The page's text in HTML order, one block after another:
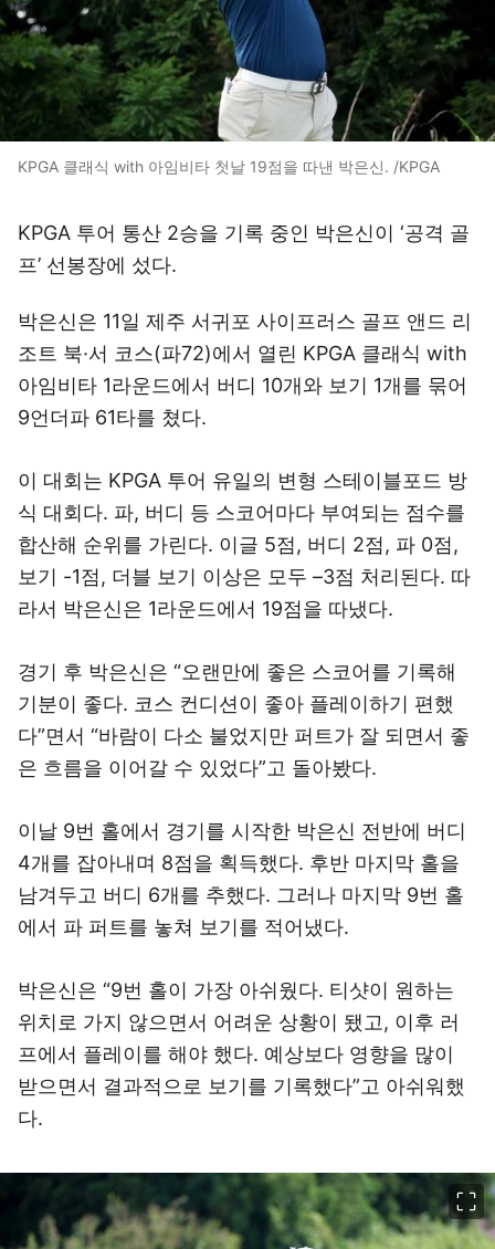
KPGA 클래식 with 아임비타 첫날 19점을 따낸 박은신. /KPGA
KPGA 투어 통산 2승을 기록 중인 박은신이 ‘공격 골
프’ 선봉장에 섰다.
박은신은 11일 제주 서귀포 사이프러스 골프 앤드 리
조트 북·서 코스(파72)에서 열린 KPGA 클래식 with
아임비타 1라운드에서 버디 10개와 보기 1개를 묶어
9언더파 61타를 쳤다.
이 대회는 KPGA 투어 유일의 변형 스테이블포드 방
식 대회다. 파, 버디 등 스코어마다 부여되는 점수를
합산해 순위를 가린다. 이글 5점, 버디 2점, 파 0점,
보기 -1점, 더블 보기 이상은 모두 –3점 처리된다. 따
라서 박은신은 1라운드에서 19점을 따냈다.
경기 후 박은신은 “오랜만에 좋은 스코어를 기록해
기분이 좋다. 코스 컨디션이 좋아 플레이하기 편했
다”면서 “바람이 다소 불었지만 퍼트가 잘 되면서 좋
은 흐름을 이어갈 수 있었다”고 돌아봤다.
이날 9번 홀에서 경기를 시작한 박은신 전반에 버디
4개를 잡아내며 8점을 획득했다. 후반 마지막 홀을
남겨두고 버디 6개를 추했다. 그러나 마지막 9번 홀
에서 파 퍼트를 놓쳐 보기를 적어냈다.
박은신은 “9번 홀이 가장 아쉬웠다. 티샷이 원하는
위치로 가지 않으면서 어려운 상황이 됐고, 이후 러
프에서 플레이를 해야 했다. 예상보다 영향을 많이
받으면서 결과적으로 보기를 기록했다”고 아쉬워했
다.